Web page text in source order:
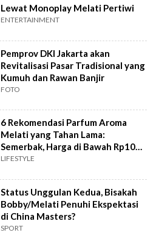
Lewat Monoplay Melati Pertiwi
ENTERTAINMENT
Pemprov DKI Jakarta akan
Revitalisasi Pasar Tradisional yang
Kumuh dan Rawan Banjir
FOTO
6 Rekomendasi Parfum Aroma
Melati yang Tahan Lama:
Semerbak, Harga di Bawah Rp100
Ribu
LIFESTYLE
Status Unggulan Kedua, Bisakah
Bobby/Melati Penuhi Ekspektasi
di China Masters?
SPORT